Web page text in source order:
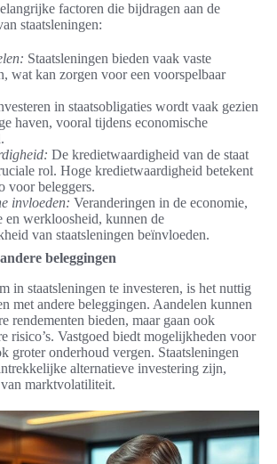
factoren die bijdragen aan de
staatsleningen:
Staatsleningen bieden vaak vaste
wat kan zorgen voor een voorspelbaar
in staatsobligaties wordt vaak gezien
haven, vooral tijdens economische
De kredietwaardigheid van de staat
rol. Hoge kredietwaardigheid betekent
voor beleggers.
invloeden: Veranderingen in de economie,
en werkloosheid, kunnen de
van staatsleningen beïnvloeden.
beleggingen
in staatsleningen te investeren, is het nuttig
met andere beleggingen. Aandelen kunnen
rendementen bieden, maar gaan ook
risico’s. Vastgoed biedt mogelijkheden voor
groter onderhoud vergen. Staatsleningen
alternatieve investering zijn,
marktvolatiliteit.